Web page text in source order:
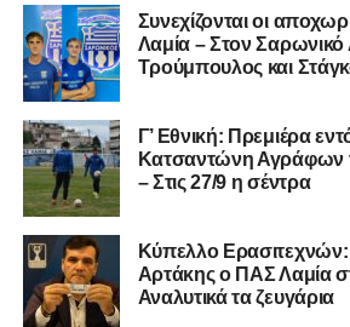
Συνεχίζονται οι
Λαμία – Στον
Τρούμπουλος και
Γ’ Εθνική: Πρεμιέρα
Κατσαντώνη Αγράφων
– Στις 27/9 η σέντρα
Kύπελλο
Αρτάκης ο ΠΑΣ Λαμία
Αναλυτικά τα ζευγάρια